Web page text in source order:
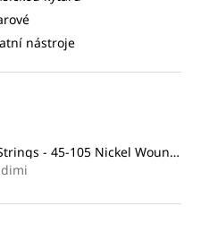
nástroje
Curt Mangan Strings - 45-105 Nickel Wound (4-String) Bass
je 5 z 5 hvězdiček.